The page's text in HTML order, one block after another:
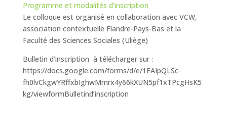
Programme et modalités d’inscription
Le colloque est organisé en collaboration avec VCW,
association contextuelle Flandre-Pays-Bas et la
Faculté des Sciences Sociales (Uliège)
Bulletin d’inscription à télécharger sur :
https://docs.google.com/forms/d/e/1FAIpQLSc-
fh0lvCkgwYRffxbIghwMmrx4y66kXUN5pf1xTPcgHsK5
kg/viewformBulletind’inscription